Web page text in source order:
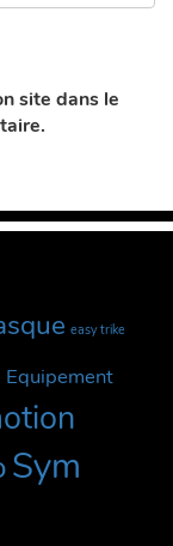
site dans le
easy trike
Equipement
Sym